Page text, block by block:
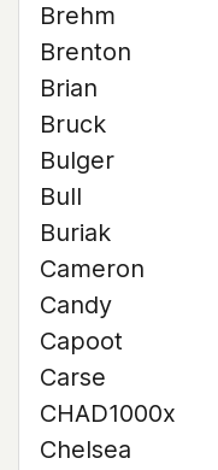
Brehm
Brenton
Brian
Bruck
Bulger
Bull
Buriak
Cameron
Candy
Capoot
Carse
CHAD1000x
Chelsea